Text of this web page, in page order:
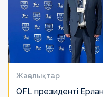
Жаңалықтар
QFL президенті